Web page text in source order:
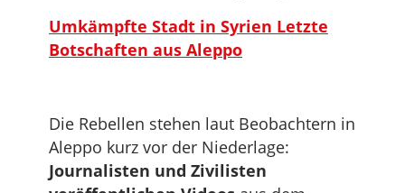
Umkämpfte Stadt in Syrien Letzte
Botschaften aus Aleppo
Die Rebellen stehen laut Beobachtern in
Aleppo kurz vor der Niederlage:
Journalisten und Zivilisten